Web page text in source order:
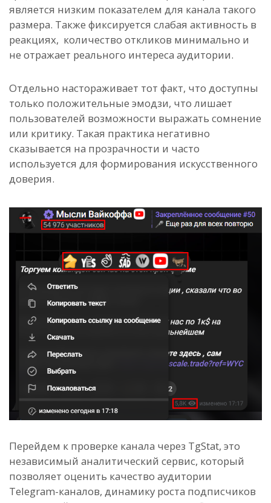
является низким показателем для канала такого
размера. Также фиксируется слабая активность в
реакциях, количество откликов минимально и
не отражает реального интереса аудитории.
Отдельно настораживает тот факт, что доступны
только положительные эмодзи, что лишает
пользователей возможности выражать сомнение
или критику. Такая практика негативно
сказывается на прозрачности и часто
используется для формирования искусственного
доверия.
Перейдем к проверке канала через TgStat, это
независимый аналитический сервис, который
позволяет оценить качество аудитории
Telegram-каналов, динамику роста подписчиков